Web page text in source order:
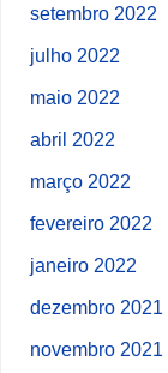
setembro 2022
julho 2022
maio 2022
abril 2022
março 2022
fevereiro 2022
janeiro 2022
dezembro 2021
novembro 2021